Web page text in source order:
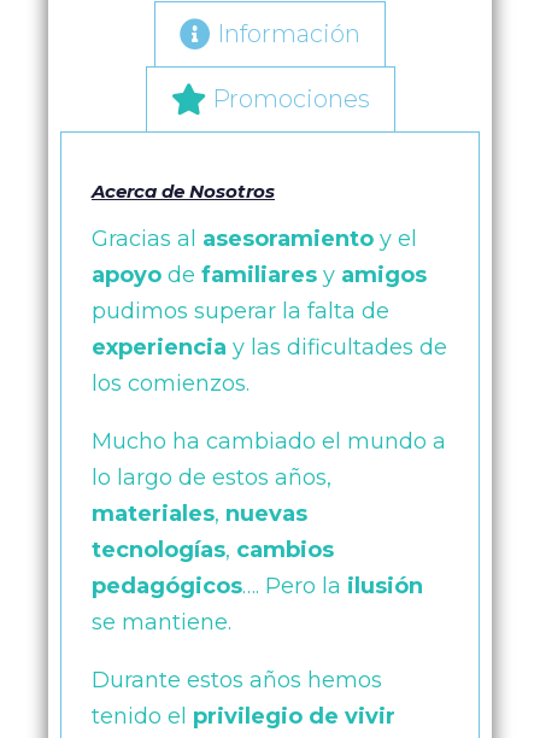
Información
Promociones
Acerca de Nosotros
Gracias al asesoramiento y el
apoyo de familiares y amigos
pudimos superar la falta de
experiencia y las dificultades de
los comienzos.
Mucho ha cambiado el mundo a
lo largo de estos años,
materiales, nuevas
tecnologías, cambios
pedagógicos…. Pero la ilusión
se mantiene.
Durante estos años hemos
tenido el privilegio de vivir